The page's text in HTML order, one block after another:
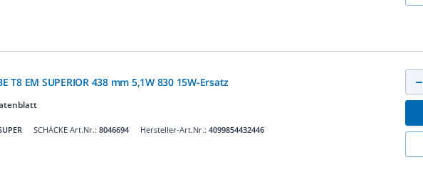
T8 EM SUPERIOR 438 mm 5,1W 830 15W-Ersatz
SCHÄCKE Art.Nr.: 8046694 Hersteller-Art.Nr.: 4099854432446